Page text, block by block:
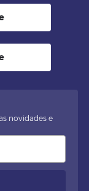
novidades e